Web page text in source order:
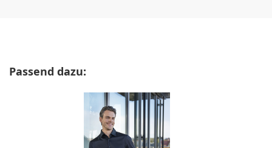
Produktgalerie überspringen
Passend dazu: